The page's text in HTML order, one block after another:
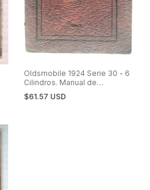
Oldsmobile 1924 Serie 30 - 6
Cilindros. Manual de
Instrucciones
$61.57 USD